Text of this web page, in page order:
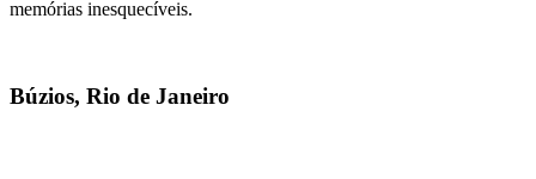
memórias inesquecíveis.
Búzios, Rio de Janeiro